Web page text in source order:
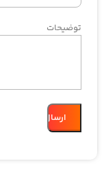
توضیحات